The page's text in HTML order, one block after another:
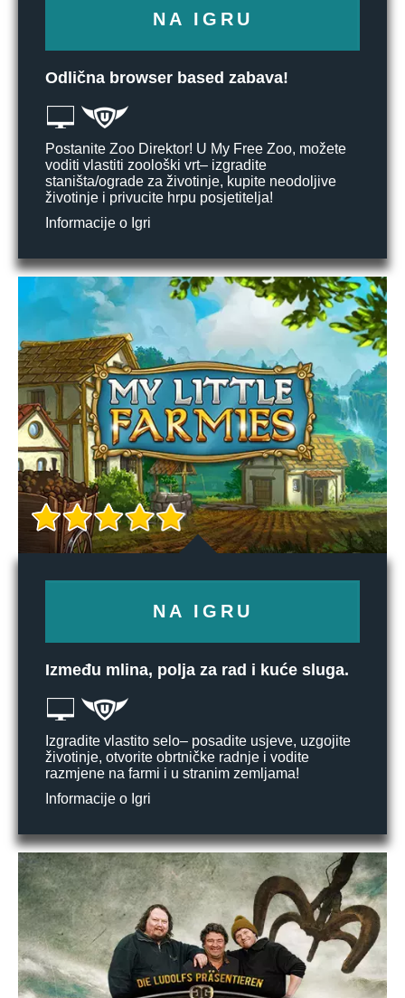
NA IGRU
Odlična browser based zabava!
Postanite Zoo Direktor! U My Free Zoo, možete
voditi vlastiti zoološki vrt– izgradite
staništa/ograde za životinje, kupite neodoljive
životinje i privucite hrpu posjetitelja!
Informacije o Igri
NA IGRU
Između mlina, polja za rad i kuće sluga.
Izgradite vlastito selo– posadite usjeve, uzgojite
životinje, otvorite obrtničke radnje i vodite
razmjene na farmi i u stranim zemljama!
Informacije o Igri